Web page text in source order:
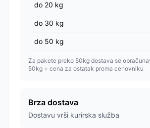
do 20 kg
do 30 kg
do 50 kg
Za pakete preko 50kg dostava se
50kg + cena za ostatak prema cenovniku
Brza dostava
Dostavu vrši kurirska služba